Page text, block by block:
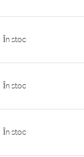
În stoc
În stoc
În stoc